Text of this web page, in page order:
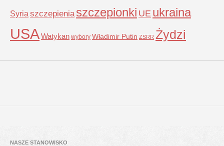
Syria szczepienia szczepionki UE ukraina
USAWatykan wybory Władimir Putin ZSRR Żydzi
NASZE STANOWISKO